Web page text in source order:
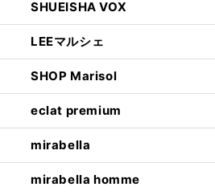
SHUEISHA VOX
LEEマルシェ
SHOP Marisol
eclat premium
mirabella
mirabella homme